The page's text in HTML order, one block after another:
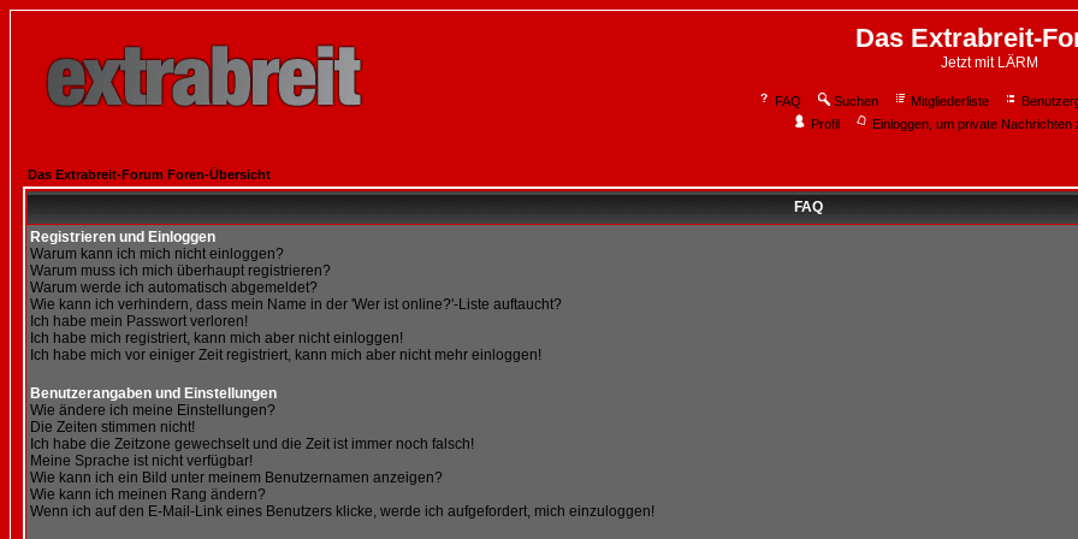
Das Extrabreit-
Jetzt mit LÄRM
FAQ Suchen Mitgliederliste
Profil
Einloggen, um private Nachrichten
Das Extrabreit-Forum Foren-Übersicht
FAQ
Registrieren und Einloggen
Warum kann ich mich nicht einloggen?
Warum muss ich mich überhaupt registrieren?
Warum werde ich automatisch abgemeldet?
Wie kann ich verhindern, dass mein Name in der 'Wer ist online?'-Liste auftaucht?
Ich habe mein Passwort verloren!
Ich habe mich registriert, kann mich aber nicht einloggen!
Ich habe mich vor einiger Zeit registriert, kann mich aber nicht mehr einloggen!
Benutzerangaben und Einstellungen
Wie ändere ich meine Einstellungen?
Die Zeiten stimmen nicht!
Ich habe die Zeitzone gewechselt und die Zeit ist immer noch falsch!
Meine Sprache ist nicht verfügbar!
Wie kann ich ein Bild unter meinem Benutzernamen anzeigen?
Wie kann ich meinen Rang ändern?
Wenn ich auf den E-Mail-Link eines Benutzers klicke, werde ich aufgefordert, mich einzuloggen!